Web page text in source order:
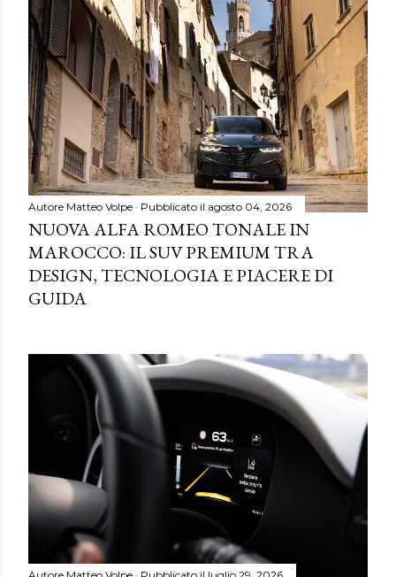
Autore Matteo Volpe Pubblicato il agosto 04, 2026
NUOVA ALFA ROMEO TONALE IN
MAROCCO: IL SUV PREMIUM TRA
DESIGN, TECNOLOGIA E PIACERE DI
GUIDA